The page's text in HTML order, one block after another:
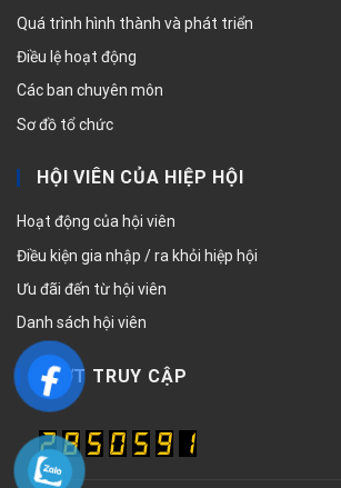
Quá trình hình thành và phát triển
Điều lệ hoạt động
Các ban chuyên môn
Sơ đồ tổ chức
HỘI VIÊN CỦA HIỆP HỘI
Hoạt động của hội viên
Điều kiện gia nhập / ra khỏi hiệp hội
Ưu đãi đến từ hội viên
Danh sách hội viên
LƯỢT TRUY CẬP